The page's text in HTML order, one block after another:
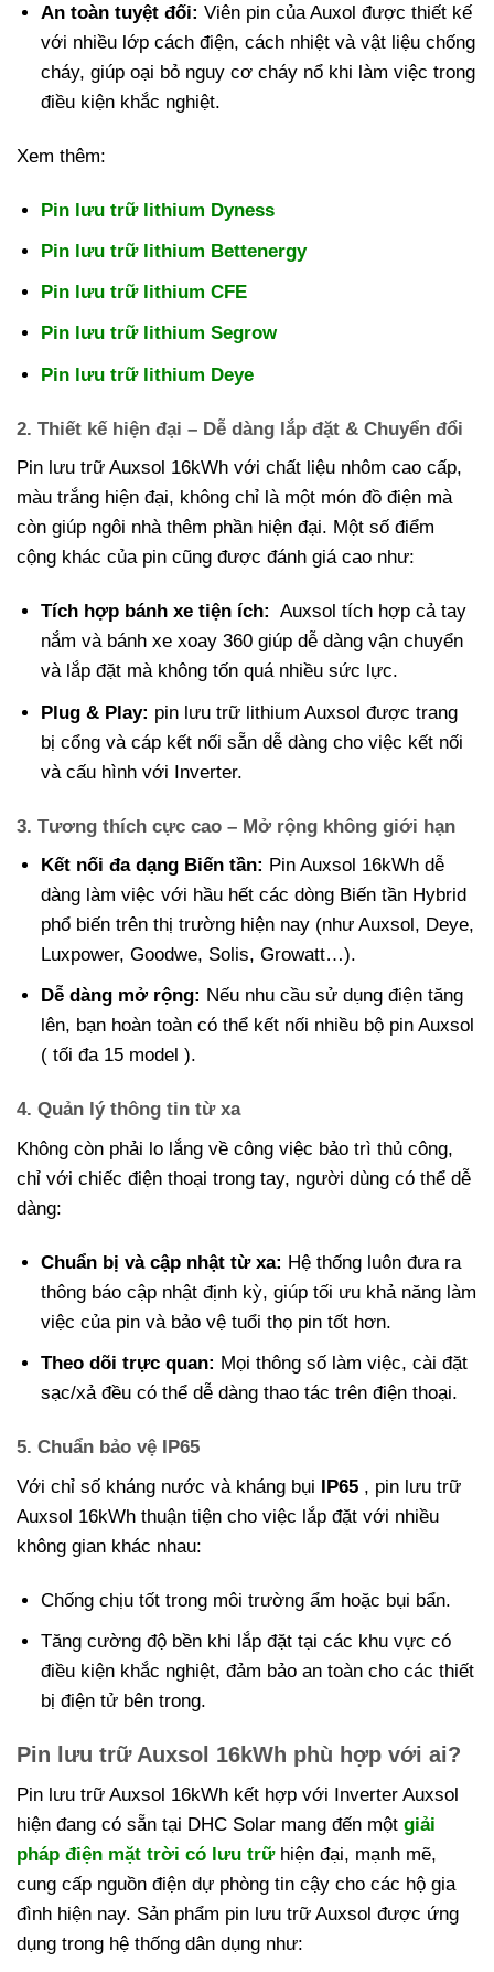
An toàn tuyệt đối: Viên pin của Auxol được thiết kế
với nhiều lớp cách điện, cách nhiệt và vật liệu chống
cháy, giúp oại bỏ nguy cơ cháy nổ khi làm việc trong
điều kiện khắc nghiệt.
Xem thêm:
Pin lưu trữ lithium Dyness
Pin lưu trữ lithium Bettenergy
Pin lưu trữ lithium CFE
Pin lưu trữ lithium Segrow
Pin lưu trữ lithium Deye
2. Thiết kế hiện đại – Dễ dàng lắp đặt & Chuyển đổi
Pin lưu trữ Auxsol 16kWh với chất liệu nhôm cao cấp,
màu trắng hiện đại, không chỉ là một món đồ điện mà
còn giúp ngôi nhà thêm phần hiện đại. Một số điểm
cộng khác của pin cũng được đánh giá cao như:
Tích hợp bánh xe tiện ích: Auxsol tích hợp cả tay
nắm và bánh xe xoay 360 giúp dễ dàng vận chuyển
và lắp đặt mà không tốn quá nhiều sức lực.
Plug & Play: pin lưu trữ lithium Auxsol được trang
bị cổng và cáp kết nối sẵn dễ dàng cho việc kết nối
và cấu hình với Inverter.
3. Tương thích cực cao – Mở rộng không giới hạn
Kết nối đa dạng Biến tần: Pin Auxsol 16kWh dễ
dàng làm việc với hầu hết các dòng Biến tần Hybrid
phổ biến trên thị trường hiện nay (như Auxsol, Deye,
Luxpower, Goodwe, Solis, Growatt…).
Dễ dàng mở rộng: Nếu nhu cầu sử dụng điện tăng
lên, bạn hoàn toàn có thể kết nối nhiều bộ pin Auxsol
( tối đa 15 model ).
4. Quản lý thông tin từ xa
Không còn phải lo lắng về công việc bảo trì thủ công,
chỉ với chiếc điện thoại trong tay, người dùng có thể dễ
dàng:
Chuẩn bị và cập nhật từ xa: Hệ thống luôn đưa ra
thông báo cập nhật định kỳ, giúp tối ưu khả năng làm
việc của pin và bảo vệ tuổi thọ pin tốt hơn.
Theo dõi trực quan: Mọi thông số làm việc, cài đặt
sạc/xả đều có thể dễ dàng thao tác trên điện thoại.
5. Chuẩn bảo vệ IP65
Với chỉ số kháng nước và kháng bụi IP65 , pin lưu trữ
Auxsol 16kWh thuận tiện cho việc lắp đặt với nhiều
không gian khác nhau:
Chống chịu tốt trong môi trường ẩm hoặc bụi bẩn.
Tăng cường độ bền khi lắp đặt tại các khu vực có
điều kiện khắc nghiệt, đảm bảo an toàn cho các thiết
bị điện tử bên trong.
Pin lưu trữ Auxsol 16kWh phù hợp với ai?
Pin lưu trữ Auxsol 16kWh kết hợp với Inverter Auxsol
hiện đang có sẵn tại DHC Solar mang đến một giải
pháp điện mặt trời có lưu trữhiện đại, mạnh mẽ,
cung cấp nguồn điện dự phòng tin cậy cho các hộ gia
đình hiện nay. Sản phẩm pin lưu trữ Auxsol được ứng
dụng trong hệ thống dân dụng như: